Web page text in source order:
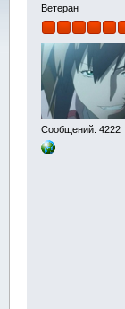
Ветеран
Сообщений: 4222